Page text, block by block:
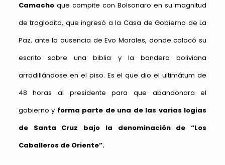
Camachoque compite con Bolsonaro en su magnitud
de troglodita, que ingresó a la Casa de Gobierno de La
Paz, ante la ausencia de Evo Morales, donde colocó su
escrito sobre una biblia y la bandera boliviana
arrodillándose en el piso. Es el que dio el ultimátum de
48 horas al presidente para que abandonara el
gobierno y forma parte de una de las varias logias
de Santa Cruz bajo la denominación de “Los
Caballeros de Oriente”.